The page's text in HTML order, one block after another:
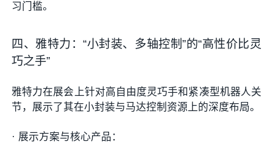
习门槛。
四、雅特力：“小封装、多轴控制”的“高性价比灵
巧之手”
雅特力在展会上针对高自由度灵巧手和紧凑型机器人关
节，展示了其在小封装与马达控制资源上的深度布局。
· 展示方案与核心产品：